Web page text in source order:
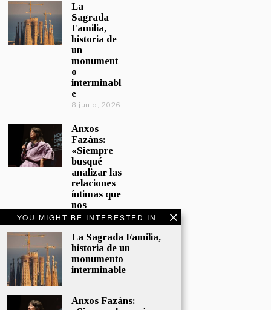
YOU MIGHT BE INTERESTED IN
La Sagrada Familia,
historia de un
monumento
interminable
Anxos Fazáns:
La
Sagrada
Familia,
historia de
un
monument
o
interminabl
e
8 junio, 2026
Anxos
Fazáns:
«Siempre
busqué
analizar las
relaciones
íntimas que
nos
afectan»
5 junio, 2026
El hijo de la
cómica, el
homenaje
Sacristán a
Fernán